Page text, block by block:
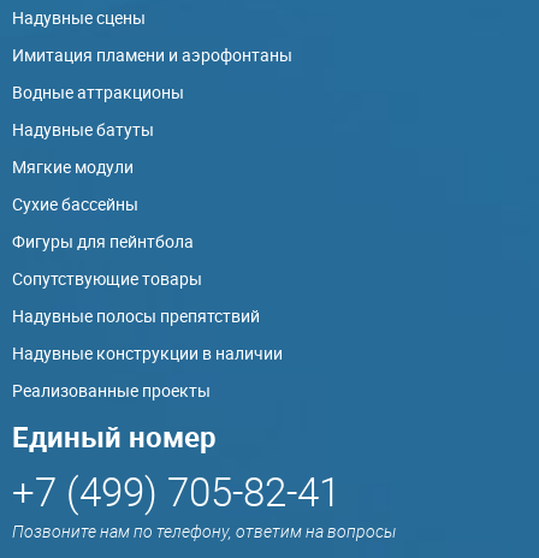
Надувные сцены
Имитация пламени и аэрофонтаны
Водные аттракционы
Надувные батуты
Мягкие модули
Сухие бассейны
Фигуры для пейнтбола
Сопутствующие товары
Надувные полосы препятствий
Надувные конструкции в наличии
Реализованные проекты
Единый номер
+7 (499) 705-82-41
Позвоните нам по телефону, ответим на вопросы